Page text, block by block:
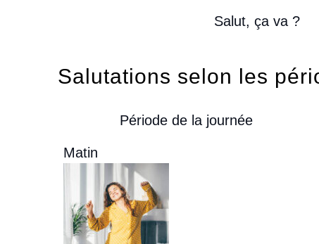
Salut, ça va ?
Salutations selon les
Période de la journée
Matin